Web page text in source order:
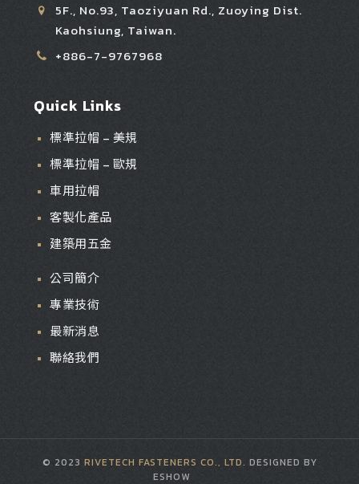
5F., No.93, Taoziyuan Rd., Zuoying Dist.
Kaohsiung, Taiwan.
+886-7-9767968
Quick Links
標準拉帽 – 美規
標準拉帽 – 歐規
車用拉帽
客製化產品
建築用五金
公司簡介
專業技術
最新消息
聯絡我們
© 2023 RIVETECH FASTENERS CO., LTD. DESIGNED BY
ESHOW